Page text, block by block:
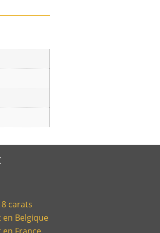
carats
en Belgique